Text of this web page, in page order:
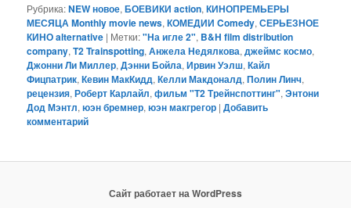
Рубрика:NEW новое,БОЕВИКИ action,КИНОПРЕМЬЕРЫ
МЕСЯЦА Monthly movie news,КОМЕДИИ Comedy,СЕРЬЕЗНОЕ
КИНО alternative | Метки:"На игле 2", B&H film distribution
company,T2 Trainspotting,Анжела Недялкова,джеймс космо,
Джонни Ли Миллер,Дэнни Бойла,Ирвин Уэлш,Кайл
Фицпатрик,Кевин МакКидд,Келли Макдоналд,Полин Линч,
рецензия,Роберт Карлайл,фильм "Т2 Трейнспоттинг",Энтони
Дод Мэнтл,юэн бремнер,юэн макгрегор |Добавить
комментарий
Сайт работает на WordPress